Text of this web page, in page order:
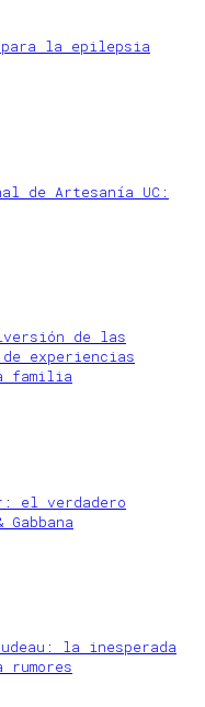
para la epilepsia
de Artesanía UC:
de las
experiencias
familia
el verdadero
la inesperada